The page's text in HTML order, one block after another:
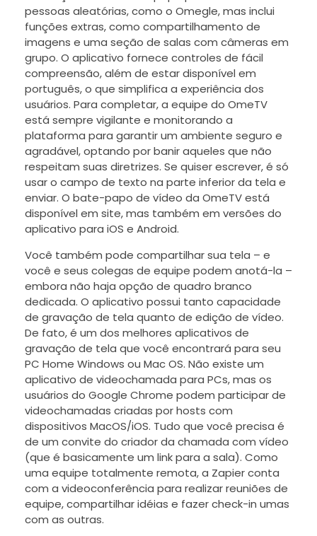
pessoas aleatórias, como o Omegle, mas inclui
funções extras, como compartilhamento de
imagens e uma seção de salas com câmeras em
grupo. O aplicativo fornece controles de fácil
compreensão, além de estar disponível em
português, o que simplifica a experiência dos
usuários. Para completar, a equipe do OmeTV
está sempre vigilante e monitorando a
plataforma para garantir um ambiente seguro e
agradável, optando por banir aqueles que não
respeitam suas diretrizes. Se quiser escrever, é só
usar o campo de texto na parte inferior da tela e
enviar. O bate-papo de vídeo da OmeTV está
disponível em site, mas também em versões do
aplicativo para iOS e Android.
Você também pode compartilhar sua tela – e
você e seus colegas de equipe podem anotá-la –
embora não haja opção de quadro branco
dedicada. O aplicativo possui tanto capacidade
de gravação de tela quanto de edição de vídeo.
De fato, é um dos melhores aplicativos de
gravação de tela que você encontrará para seu
PC Home Windows ou Mac OS. Não existe um
aplicativo de videochamada para PCs, mas os
usuários do Google Chrome podem participar de
videochamadas criadas por hosts com
dispositivos MacOS/iOS. Tudo que você precisa é
de um convite do criador da chamada com vídeo
(que é basicamente um link para a sala). Como
uma equipe totalmente remota, a Zapier conta
com a videoconferência para realizar reuniões de
equipe, compartilhar idéias e fazer check-in umas
com as outras.